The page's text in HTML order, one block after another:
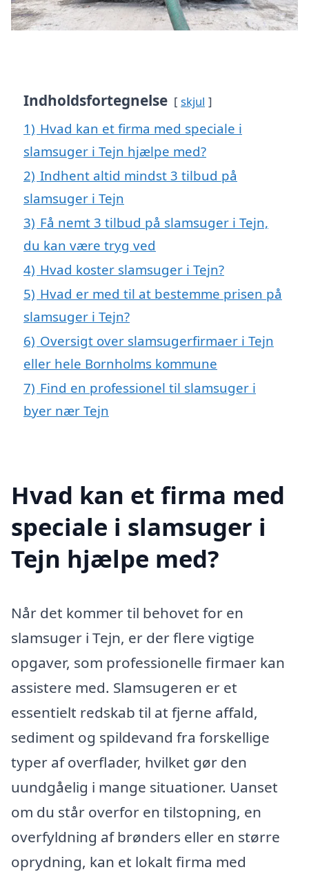
Indholdsfortegnelse skjul
1) Hvad kan et firma med speciale i
slamsuger i Tejn hjælpe med?
2) Indhent altid mindst 3 tilbud på
slamsuger i Tejn
3) Få nemt 3 tilbud på slamsuger i Tejn,
du kan være tryg ved
4) Hvad koster slamsuger i Tejn?
5) Hvad er med til at bestemme prisen på
slamsuger i Tejn?
6) Oversigt over slamsugerfirmaer i Tejn
eller hele Bornholms kommune
7) Find en professionel til slamsuger i
byer nær Tejn
Hvad kan et firma med
speciale i slamsuger i
Tejn hjælpe med?
Når det kommer til behovet for en
slamsuger i Tejn, er der flere vigtige
opgaver, som professionelle firmaer kan
assistere med. Slamsugeren er et
essentielt redskab til at fjerne affald,
sediment og spildevand fra forskellige
typer af overflader, hvilket gør den
uundgåelig i mange situationer. Uanset
om du står overfor en tilstopning, en
overfyldning af brønders eller en større
oprydning, kan et lokalt firma med